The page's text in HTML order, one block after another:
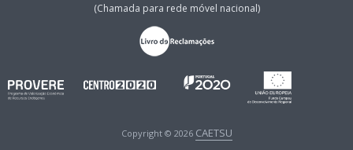
(Chamada para rede móvel nacional)
Copyright © 2026 CAETSU